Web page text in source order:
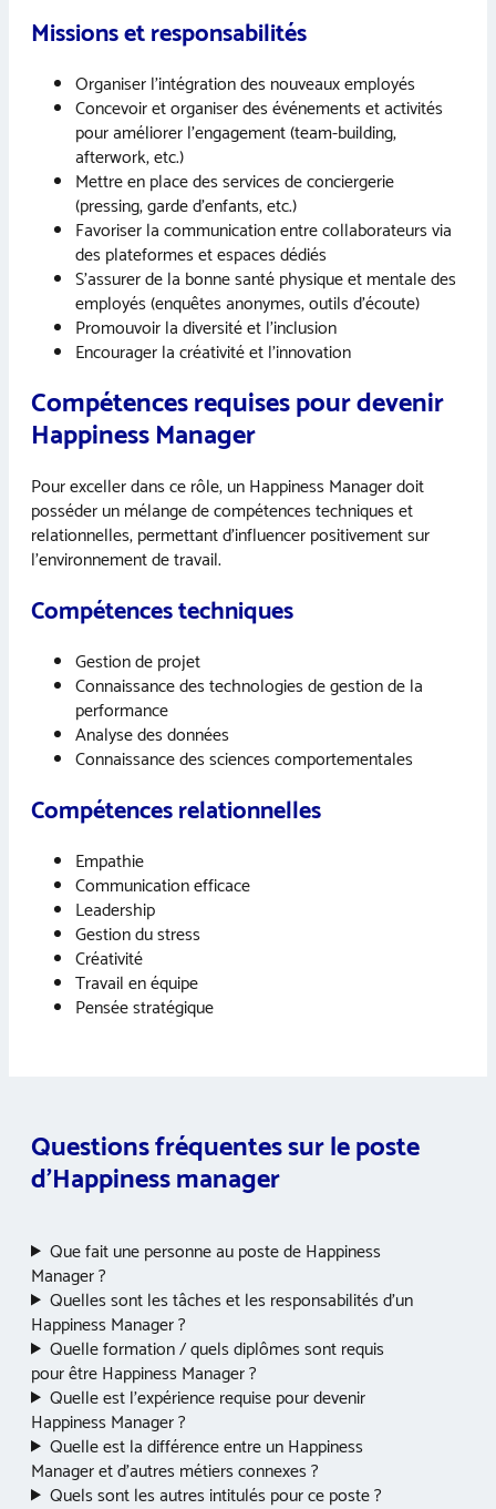
Missions et responsabilités
Organiser l’intégration des nouveaux employés
Concevoir et organiser des événements et activités
pour améliorer l’engagement (team-building,
afterwork, etc.)
Mettre en place des services de conciergerie
(pressing, garde d’enfants, etc.)
Favoriser la communication entre collaborateurs via
des plateformes et espaces dédiés
S’assurer de la bonne santé physique et mentale des
employés (enquêtes anonymes, outils d’écoute)
Promouvoir la diversité et l’inclusion
Encourager la créativité et l’innovation
Compétences requises pour devenir
Happiness Manager
Pour exceller dans ce rôle, un Happiness Manager doit
posséder un mélange de compétences techniques et
relationnelles, permettant d’influencer positivement sur
l’environnement de travail.
Compétences techniques
Gestion de projet
Connaissance des technologies de gestion de la
performance
Analyse des données
Connaissance des sciences comportementales
Compétences relationnelles
Empathie
Communication efficace
Leadership
Gestion du stress
Créativité
Travail en équipe
Pensée stratégique
Questions fréquentes sur le poste
d’Happiness manager
Que fait une personne au poste de Happiness
Manager ?
Quelles sont les tâches et les responsabilités d’un
Happiness Manager ?
Quelle formation / quels diplômes sont requis
pour être Happiness Manager ?
Quelle est l’expérience requise pour devenir
Happiness Manager ?
Quelle est la différence entre un Happiness
Manager et d’autres métiers connexes ?
Quels sont les autres intitulés pour ce poste ?